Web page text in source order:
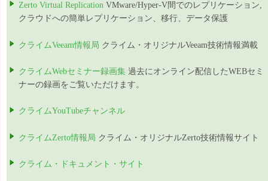
Zerto Virtual Replication VMware/Hyper-V間でのレプリケーション,
クラウドへの簡単レプリケーション、移行、データ保護
クライムVeeam情報局 クライム・オリジナルVeeam技術情報満載
クライムWebセミナー録画集 過去にオンライン配信したWEBセミ
ナーの録画をご覧いただけます。
クライムYouTubeチャンネル
クライムZerto情報局 クライム・オリジナルZerto技術情報サイト
クライム・ドキュメント・サイト